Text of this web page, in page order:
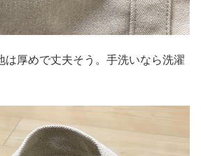
は厚めで丈夫そう。手洗いなら洗濯